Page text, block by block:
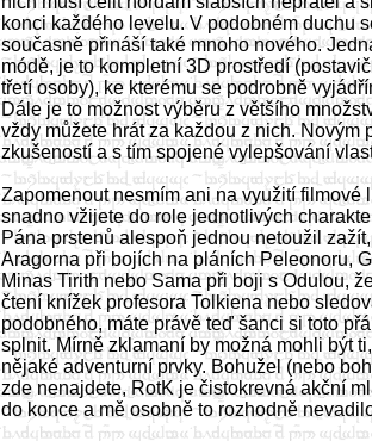
konci každého levelu. V podobném duchu
současně přináší také mnoho nového.
módě, je to kompletní 3D prostředí
třetí osoby), ke kterému se podrobně
Dále je to možnost výběru z většího
vždy můžete hrát za každou z nich. Novým
zkušeností a s tím spojené vylepšování
Zapomenout nesmím ani na využití filmové
snadno vžijete do role jednotlivých
Pána prstenů alespoň jednou netoužil
Aragorna při bojích na pláních Peleonoru,
Minas Tirith nebo Sama při boji s Odulou,
čtení knížek profesora Tolkiena nebo
podobného, máte právě teď šanci si toto
splnit. Mírně zklamaní by možná mohli být
nějaké adventurní prvky. Bohužel (nebo
zde nenajdete, RotK je čistokrevná akční
do konce a mě osobně to rozhodně